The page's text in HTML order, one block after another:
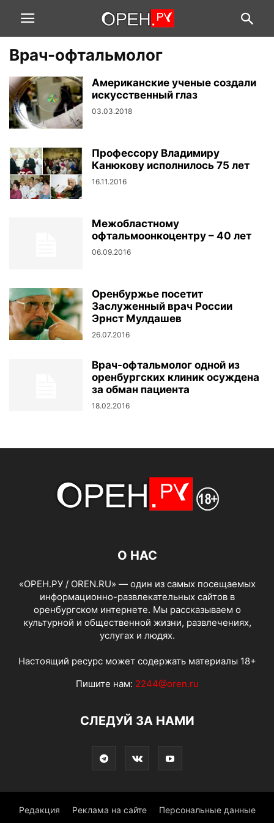
Врач-офтальмолог
Американские ученые создали
искусственный глаз
03.03.2018
Профессору Владимиру
Канюкову исполнилось 75 лет
16.11.2016
Межобластному
офтальмоонкоцентру – 40 лет
06.09.2016
Оренбуржье посетит
Заслуженный врач России
Эрнст Мулдашев
26.07.2016
Врач-офтальмолог одной из
оренбургских клиник осуждена
за обман пациента
18.02.2016
О НАС
«ОРЕН.РУ / OREN.RU» — один из самых посещаемых
информационно-развлекательных сайтов в
оренбургском интернете. Мы рассказываем о
культурной и общественной жизни, развлечениях,
услугах и людях.
Настоящий ресурс может содержать материалы 18+
Пишите нам: 2244@oren.ru
СЛЕДУЙ ЗА НАМИ
Редакция Реклама на сайте Персональные данные